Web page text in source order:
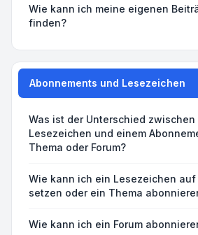
Wie kann ich meine eigenen
finden?
Abonnements und Lesezeichen
Was ist der Unterschied zwischen
Lesezeichen und einem
Thema oder Forum?
Wie kann ich ein Lesezeichen auf
setzen oder ein Thema
Wie kann ich ein Forum